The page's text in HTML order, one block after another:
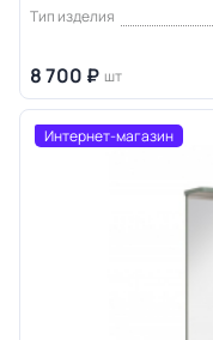
Тип изделия
8 700 ₽ шт
Интернет-магазин